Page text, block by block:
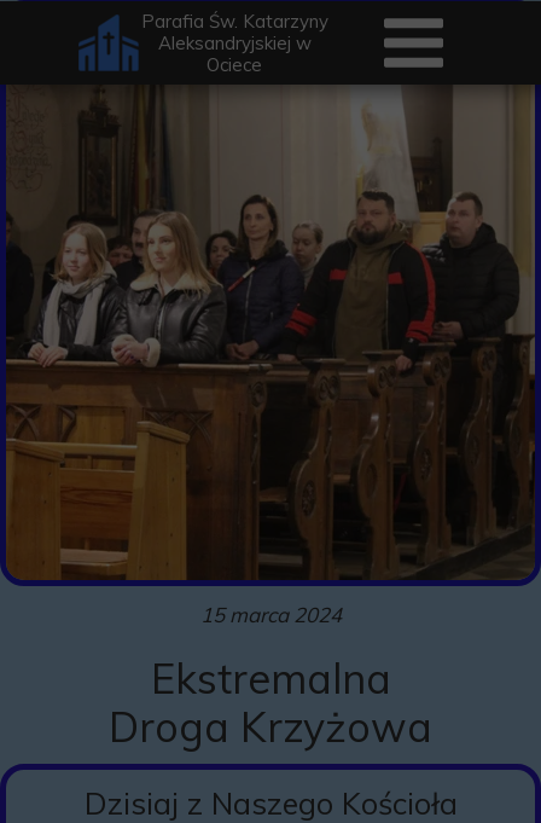
Parafia Św. Katarzyny
Aleksandryjskiej w
Ociece
15 marca 2024
Ekstremalna
Droga Krzyżowa
Dzisiaj z Naszego Kościoła